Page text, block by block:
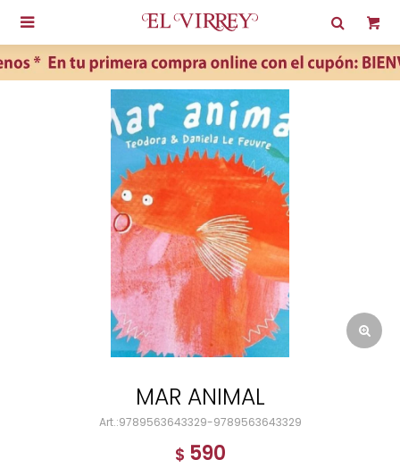

MAR ANIMAL
9789563643329-9789563643329
$ 590